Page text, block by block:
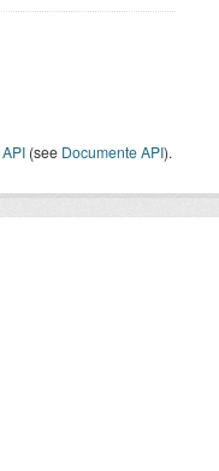
API (see Documente API).